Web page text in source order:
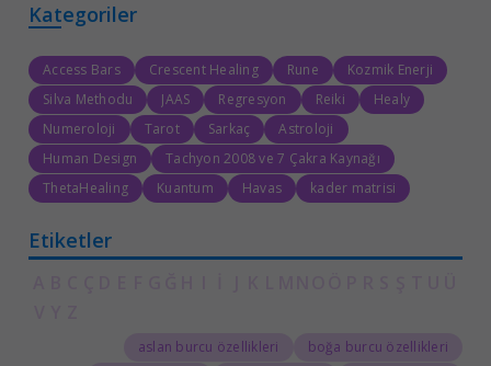
Kategoriler
Access Bars Crescent Healing Rune
Kozmik Enerji
Silva Methodu
JAAS Regresyon Reiki
Healy
Numeroloji
Tarot Sarkaç
Astroloji
Human Design
Tachyon 2008 ve 7 Çakra Kaynağı
ThetaHealing
Kuantum Havas kader matrisi
Etiketler
boğa burcu özellikleri
aslan burcu özellikleri